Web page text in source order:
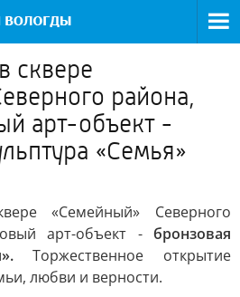
сквере
района,
арт-объект -
«Семья»
«Семейный» Северного
арт-объект - бронзовая
Торжественное открытие
любви и верности.